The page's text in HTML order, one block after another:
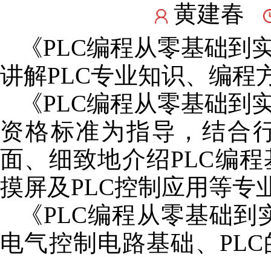
黄建春
《PLC编程从零基础到
讲解PLC专业知识、编程
《PLC编程从零基础到
资格标准为指导，结合
面、细致地介绍PLC编
摸屏及PLC控制应用等专
《PLC编程从零基础
电气控制电路基础、